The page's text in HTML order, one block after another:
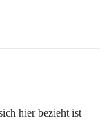
hier bezieht ist